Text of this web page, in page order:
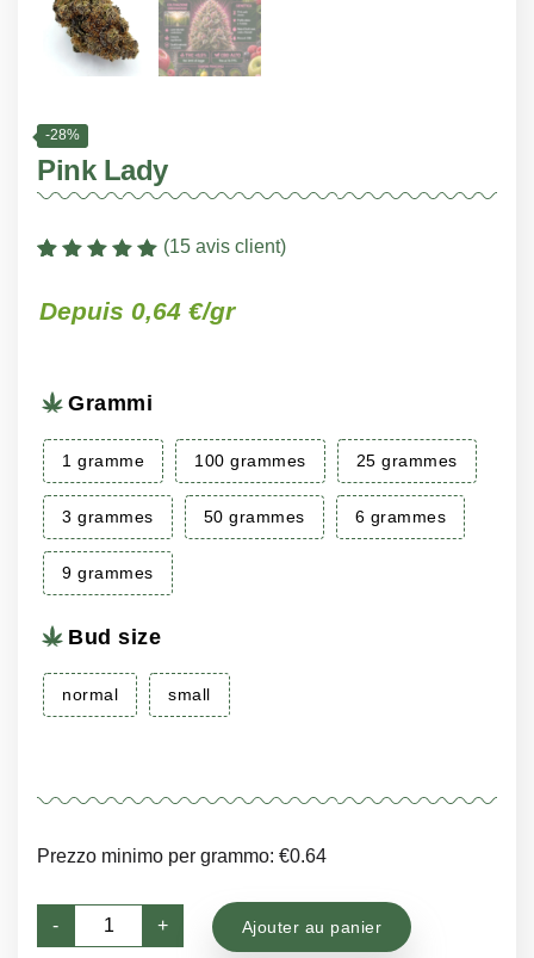
-28%
Pink Lady
sur 5 basé
(15 avis client)
–Plage
€3.50
à
€260.00
–Plage
€2.98
à
€187.85
Depuis 0,64 €/gr
Grammi
1 gramme 100 grammes 25 grammes
3 grammes 50 grammes 6 grammes
9 grammes
Bud size
normal small
Prezzo minimo per grammo: €0.64
-
quantité
de
+ Ajouter au panier